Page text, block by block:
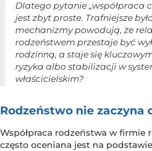
Dlatego pytanie „współpraca
jest zbyt proste. Trafniejsze
mechanizmy powodują, że
rodzeństwem przestaje być
rodzinną, a staje się
ryzyka albo stabilizacji w
właścicielskim?
Rodzeństwo nie zaczyna
Współpraca rodzeństwa w firmie
często oceniana jest na